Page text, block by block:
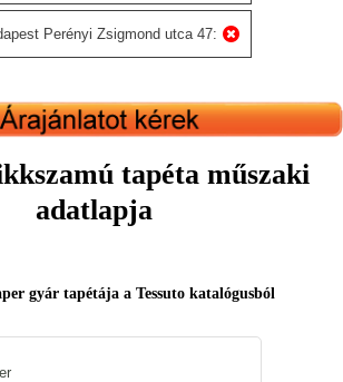
Perényi Zsigmond utca 47:
tapéta műszaki
adatlapja
gyár tapétája a Tessuto katalógusból